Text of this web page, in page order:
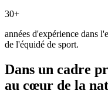
30+
années d'expérience dans
de l'équidé de sport.
Dans un cadre
au cœur de la